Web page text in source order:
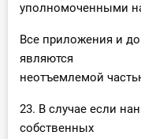
уполномоченными
Все приложения и
являются
неотъемлемой
23. В случае если
собственных